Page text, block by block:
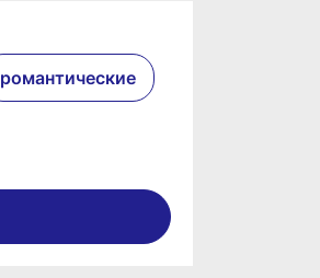
романтические